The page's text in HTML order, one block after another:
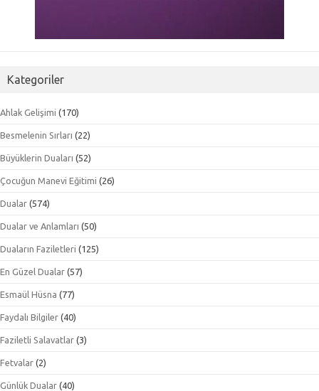
Kategoriler
Ahlak Gelişimi (170)
Besmelenin Sırları (22)
Büyüklerin Duaları (52)
Çocuğun Manevi Eğitimi (26)
Dualar (574)
Dualar ve Anlamları (50)
Duaların Faziletleri (125)
En Güzel Dualar (57)
Esmaül Hüsna (77)
Faydalı Bilgiler (40)
Faziletli Salavatlar (3)
Fetvalar (2)
Günlük Dualar (40)